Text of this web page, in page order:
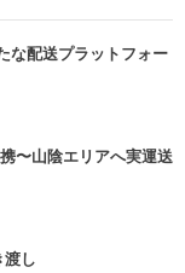
な配送プラットフォー
〜山陰エリアへ実運送
渡し